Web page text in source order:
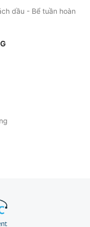
dầu - Bể tuần hoàn